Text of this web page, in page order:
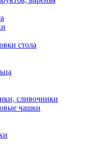
стола
сливочники
чашки